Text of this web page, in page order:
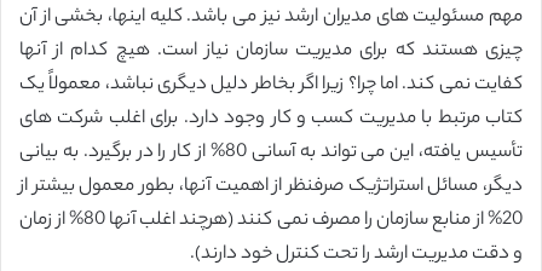
مهم مسئولیت های مدیران ارشد نیز می باشد. کلیه اینها، بخشی از آن
چیزی هستند که برای مدیریت سازمان نیاز است. هیچ کدام از آنها
کفایت نمی کند. اما چرا؟ زیرا اگر بخاطر دلیل دیگری نباشد، معمولاً یک
کتاب مرتبط با مدیریت کسب و کار وجود دارد. برای اغلب شرکت های
تأسیس یافته، این می تواند به آسانی 80% از کار را در برگیرد. به بیانی
دیگر، مسائل استراتژیک صرفنظر از اهمیت آنها، بطور معمول بیشتر از
20% از منابع سازمان را مصرف نمی کنند (هرچند اغلب آنها 80% از زمان
و دقت مدیریت ارشد را تحت کنترل خود دارند).